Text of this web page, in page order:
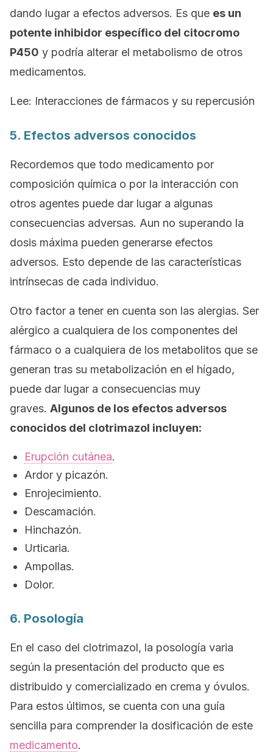
dando lugar a efectos adversos. Es que es un
potente inhibidor específico del citocromo
P450 y podría alterar el metabolismo de otros
medicamentos.
Lee: Interacciones de fármacos y su repercusión
5. Efectos adversos conocidos
Recordemos que todo medicamento por
composición química o por la interacción con
otros agentes puede dar lugar a algunas
consecuencias adversas. Aun no superando la
dosis máxima pueden generarse efectos
adversos. Esto depende de las características
intrínsecas de cada individuo.
Otro factor a tener en cuenta son las alergias. Ser
alérgico a cualquiera de los componentes del
fármaco o a cualquiera de los metabolitos que se
generan tras su metabolización en el hígado,
puede dar lugar a consecuencias muy
graves. Algunos de los efectos adversos
conocidos del clotrimazol incluyen:
Erupción cutánea.
Ardor y picazón.
Enrojecimiento.
Descamación.
Hinchazón.
Urticaria.
Ampollas.
Dolor.
6. Posología
En el caso del clotrimazol, la posología varia
según la presentación del producto que es
distribuido y comercializado en crema y óvulos.
Para estos últimos, se cuenta con una guía
sencilla para comprender la dosificación de este
medicamento.